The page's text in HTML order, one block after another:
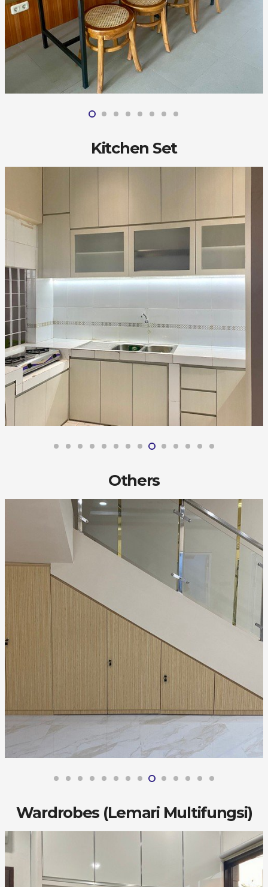
Kitchen Set
Others
Wardrobes (Lemari Multifungsi)